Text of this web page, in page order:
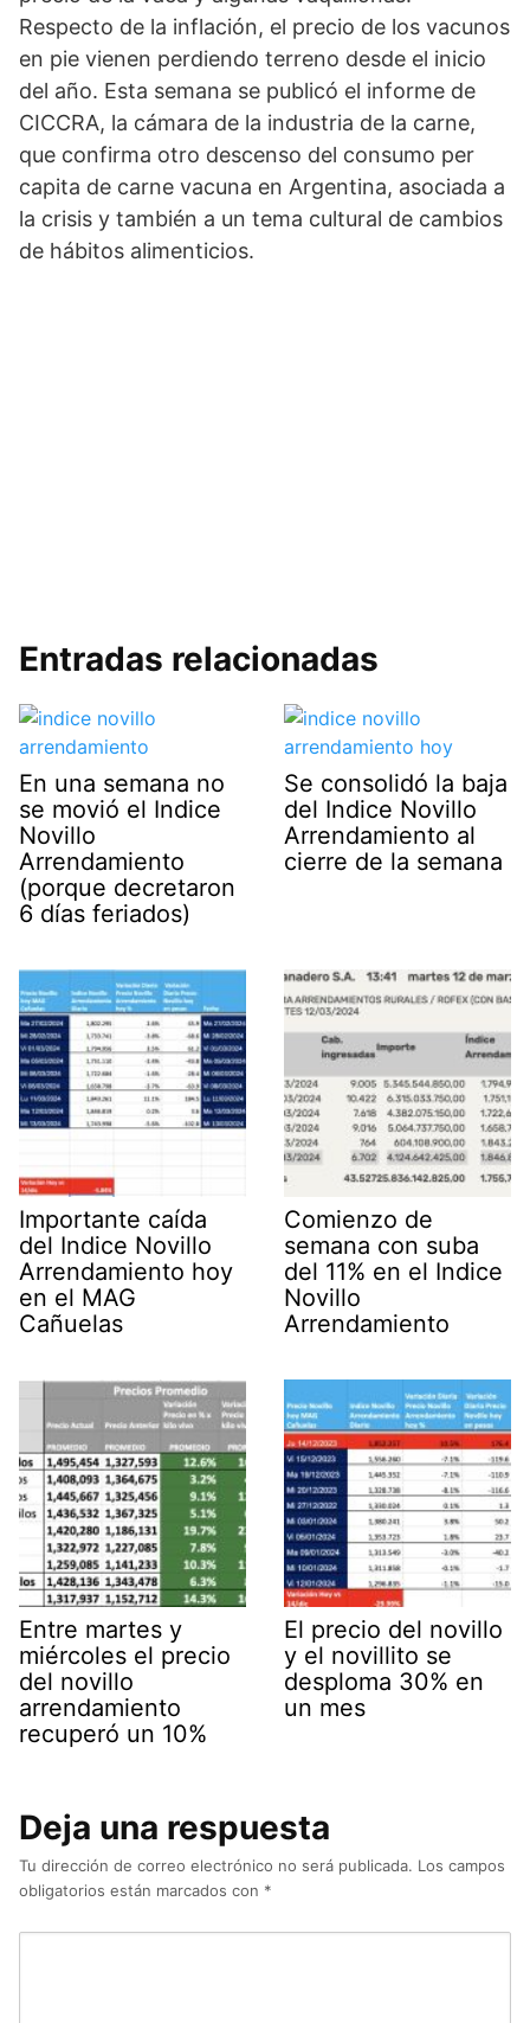
Respecto de la inflación, el precio de los vacunos
en pie vienen perdiendo terreno desde el inicio
del año. Esta semana se publicó el informe de
CICCRA, la cámara de la industria de la carne,
que confirma otro descenso del consumo per
capita de carne vacuna en Argentina, asociada a
la crisis y también a un tema cultural de cambios
de hábitos alimenticios.
Entradas relacionadas
En una semana no
se movió el Indice
Novillo
Arrendamiento
(porque decretaron
6 días feriados)
Se consolidó la baja
del Indice Novillo
Arrendamiento al
cierre de la semana
Importante caída
del Indice Novillo
Arrendamiento hoy
en el MAG
Cañuelas
Comienzo de
semana con suba
del 11% en el Indice
Novillo
Arrendamiento
Entre martes y
miércoles el precio
del novillo
arrendamiento
recuperó un 10%
El precio del novillo
y el novillito se
desploma 30% en
un mes
Deja una respuesta
Tu dirección de correo electrónico no será publicada. Los campos
obligatorios están marcados con *